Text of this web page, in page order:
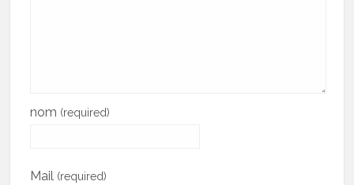
nom (required)
Mail (required)